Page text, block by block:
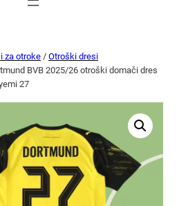
za otroke / Otroški dresi
BVB 2025/26 otroški domači dres
27